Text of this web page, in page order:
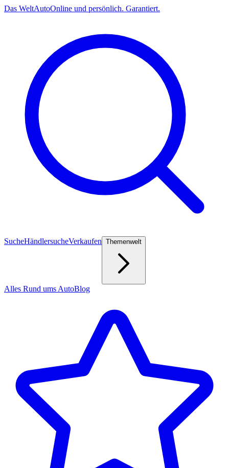
Das WeltAutoOnline und persönlich. Garantiert.
SucheHändlersucheVerkaufen Themenwelt
Alles Rund ums AutoBlog